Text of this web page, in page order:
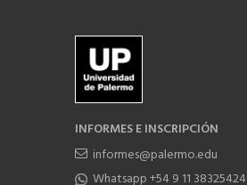
INFORMES E INSCRIPCIÓN
informes@palermo.edu
Whatsapp +54 9 11 38325424